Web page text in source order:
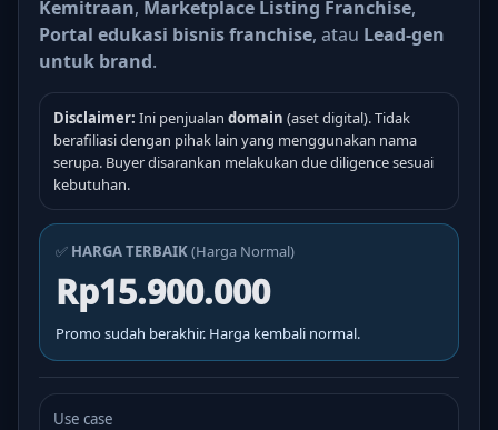
Kemitraan, Marketplace Listing Franchise,
Portal edukasi bisnis franchise, atau Lead-gen
untuk brand.
Disclaimer: Ini penjualan domain (aset digital). Tidak
berafiliasi dengan pihak lain yang menggunakan nama
serupa. Buyer disarankan melakukan due diligence sesuai
kebutuhan.
✅ HARGA TERBAIK(Harga Normal)
Rp15.900.000
Promo sudah berakhir. Harga kembali normal.
Use case